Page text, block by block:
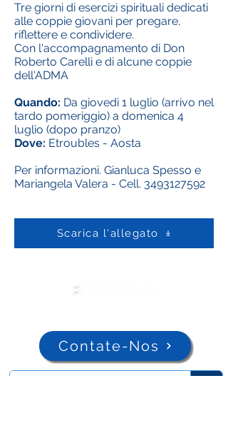
Tre giorni di esercizi spirituali dedicati
alle coppie giovani per pregare,
riflettere e condividere.
Con l'accompagnamento di Don
Roberto Carelli e di alcune coppie
dell'ADMA
Quando: Da giovedì 1 luglio (arrivo nel
tardo pomeriggio) a domenica 4
luglio (dopo pranzo)
Dove: Etroubles - Aosta
Per informazioni. Gianluca Spesso e
Mariangela Valera - Cell. 3493127592
Scarica l'allegato
Contate-Nos